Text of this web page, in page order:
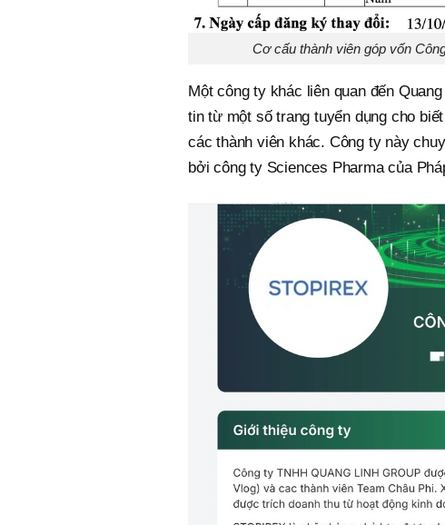
Cơ cấu thành viên góp vốn
Một công ty khác liên quan đến
tin từ một số trang tuyển dụng cho
các thành viên khác. Công ty này
bởi công ty Sciences Pharma của